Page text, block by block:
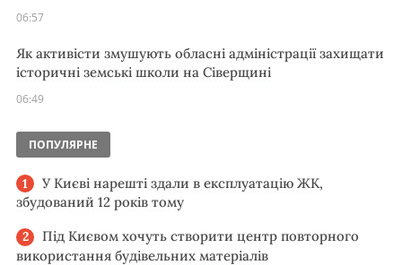
06:57
Як активісти змушують обласні адміністрації захищати
історичні земські школи на Сіверщині
06:49
ПОПУЛЯРНЕ
У Києві нарешті здали в експлуатацію ЖК,
збудований 12 років тому
Під Києвом хочуть створити центр повторного
використання будівельних матеріалів